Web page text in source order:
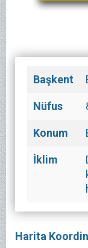
Başkent
Nüfus
Konum
İklim
Harita